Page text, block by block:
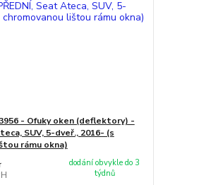
- Ofuky oken (deflektory) -
SUV, 5-dveř., 2016- (s
rámu okna)
dodání obvykle do 3
týdnů